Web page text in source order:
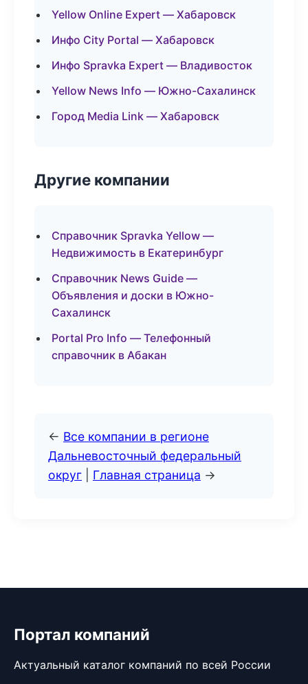
Yellow Online Expert — Хабаровск
Инфо City Portal — Хабаровск
Инфо Spravka Expert — Владивосток
Yellow News Info — Южно-Сахалинск
Город Media Link — Хабаровск
Другие компании
Справочник Spravka Yellow —
Недвижимость в Екатеринбург
Справочник News Guide —
Объявления и доски в Южно-
Сахалинск
Portal Pro Info — Телефонный
справочник в Абакан
← Все компании в регионе
Дальневосточный федеральный
округ
Главная страница →
Портал компаний
Актуальный каталог компаний по всей России